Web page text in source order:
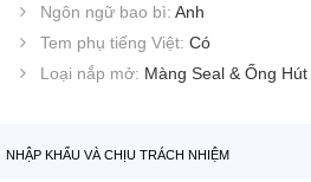
Ngôn ngữ bao bì: Anh
Tem phụ tiếng Việt: Có
Loại nắp mở: Màng Seal & Ống Hút
NHẬP KHẨU VÀ CHỊU TRÁCH NHIỆM